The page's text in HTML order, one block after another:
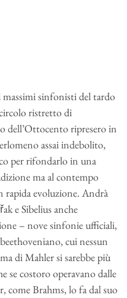
sinfonisti del tardo
ristretto di
dell’Ottocento ripresero in
assai indebolito,
per rifondarlo in una
ma al contempo
rapida evoluzione. Andrà
e Sibelius anche
– nove sinfonie ufficiali,
cui nessun
di Mahler si sarebbe più
se costoro operavano dalle
come Brahms, lo fa dal suo